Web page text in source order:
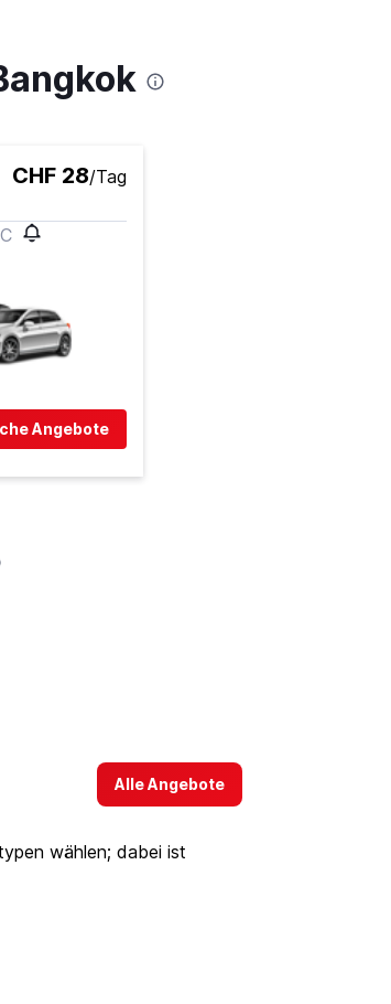
CHF 28/Tag
Angebote
Alle Angebote
wählen; dabei ist